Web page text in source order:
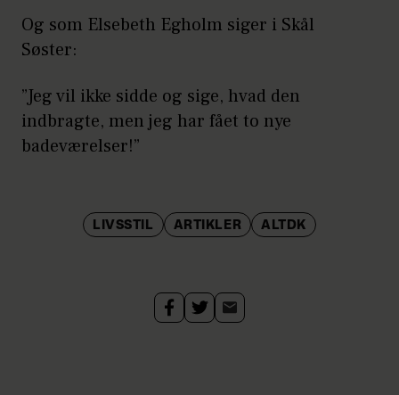
Og som Elsebeth Egholm siger i Skål
Søster:
”Jeg vil ikke sidde og sige, hvad den
indbragte, men jeg har fået to nye
badeværelser!”
LIVSSTIL ARTIKLER ALTDK